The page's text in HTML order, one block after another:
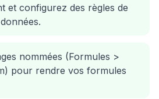
et configurez des règles de
nommées (Formules >
pour rendre vos formules